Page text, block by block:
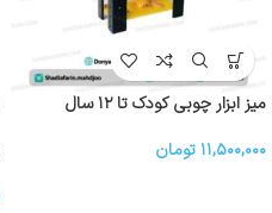
میز ابزار چوبی کودک تا ۱۲ سال
۱۱,۵۰۰,۰۰۰ تومان